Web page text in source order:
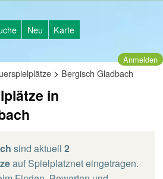
Neu Karte
Anmelden
> Bergisch Gladbach
in
sind aktuell 2
auf Spielplatznet eingetragen.